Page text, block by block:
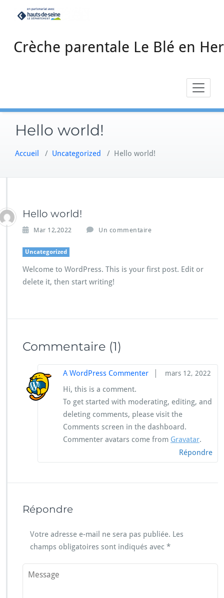
Crèche parentale Le Blé en
Hello world!
Accueil / Uncategorized / Hello world!
Hello world!
Mar 12,2022 Un commentaire
e
o
Uncategorized
Welcome to WordPress. This is your first post. Edit or
delete it, then start writing!
Commentaire (1)
A WordPress Commenter mars 12, 2022
Hi, this is a comment.
To get started with moderating, editing, and
deleting comments, please visit the
Comments screen in the dashboard.
Commenter avatars come from Gravatar.
Répondre
Répondre
Votre adresse e-mail ne sera pas publiée. Les
champs obligatoires sont indiqués avec *